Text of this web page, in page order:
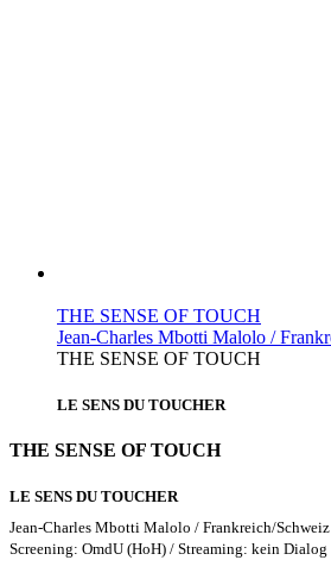
THE SENSE OF TOUCH
Jean-Charles Mbotti Malolo /
THE SENSE OF TOUCH
LE SENS DU TOUCHER
THE SENSE OF TOUCH
LE SENS DU TOUCHER
Jean-Charles Mbotti Malolo / Frankreich/
Screening: OmdU (HoH) / Streaming: kein Dialog